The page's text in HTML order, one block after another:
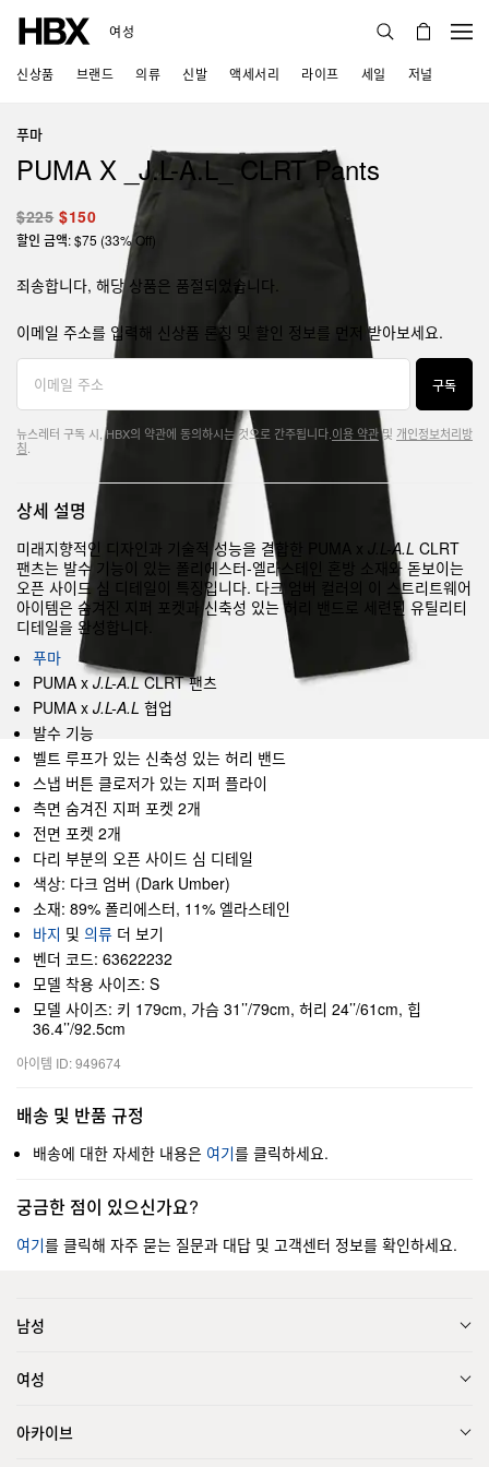
여성
신상품 브랜드 의류 신발 액세서리 라이프 세일 저널
푸마
PUMA X _J.L-A.L_ CLRT Pants
$225 $150
할인 금액: $75 (33% Off)
죄송합니다, 해당 상품은 품절되었습니다.
이메일 주소를 입력해 신상품 론칭 및 할인 정보를 먼저 받아보세요.
구독
뉴스레터 구독 시, HBX의 약관에 동의하시는 것으로 간주됩니다. 이용 약관및 개인정보처리방
침
상세 설명
미래지향적인 디자인과 기술적 성능을 결합한 PUMA x J.L-A.L CLRT
팬츠는 발수 기능이 있는 폴리에스터-엘라스테인 혼방 소재와 돋보이는
오픈 사이드 심 디테일이 특징입니다. 다크 엄버 컬러의 이 스트리트웨어
아이템은 숨겨진 지퍼 포켓과 신축성 있는 허리 밴드로 세련된 유틸리티
디테일을 완성합니다.
푸마
PUMA x J.L-A.LCLRT 팬츠
PUMA x J.L-A.L 협업
발수 기능
벨트 루프가 있는 신축성 있는 허리 밴드
스냅 버튼 클로저가 있는 지퍼 플라이
측면 숨겨진 지퍼 포켓 2개
전면 포켓 2개
다리 부분의 오픈 사이드 심 디테일
색상: 다크 엄버 (Dark Umber)
소재: 89% 폴리에스터, 11% 엘라스테인
바지 및 의류 더 보기
벤더 코드: 63622232
모델 착용 사이즈: S
모델 사이즈: 키 179cm, 가슴 31’’/79cm, 허리 24’’/61cm, 힙
36.4’’/92.5cm
아이템 ID: 949674
배송 및 반품 규정
배송에 대한 자세한 내용은 여기를 클릭하세요.
궁금한 점이 있으신가요?
여기를 클릭해 자주 묻는 질문과 대답 및 고객센터 정보를 확인하세요.
남성
여성
아카이브